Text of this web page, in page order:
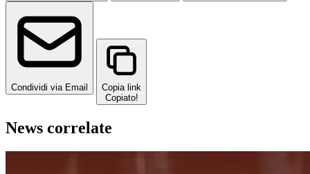
Condividi via Email
Copia link
Copiato!
News correlate